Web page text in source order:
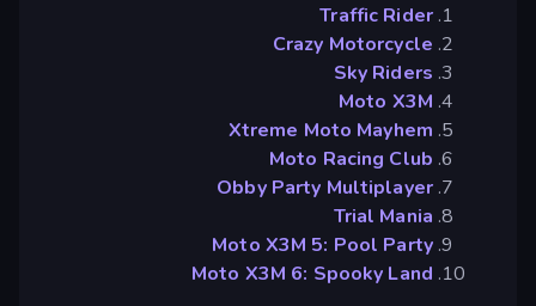
Traffic Rider
Crazy Motorcycle
Sky Riders
Moto X3M
Xtreme Moto Mayhem
Moto Racing Club
Obby Party Multiplayer
Trial Mania
Moto X3M 5: Pool Party
Moto X3M 6: Spooky Land